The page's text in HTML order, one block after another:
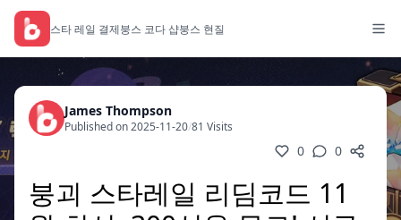
스타 레일 결제붕스 코다 샵붕스 현질
James Thompson
Published on 2025-11-20/81 Visits
0 0
붕괴 스타레일 리딤코드 11